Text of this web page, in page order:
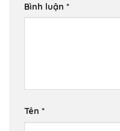
Bình luận *
Tên *